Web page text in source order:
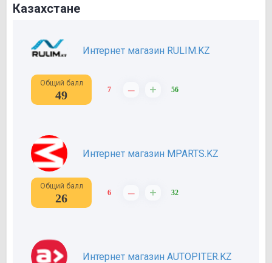
Казахстане
Интернет магазин RULIM.KZ
Общий балл
49 7 – + 56
Интернет магазин MPARTS.KZ
Общий балл
26 6 – + 32
Интернет магазин AUTOPITER.KZ